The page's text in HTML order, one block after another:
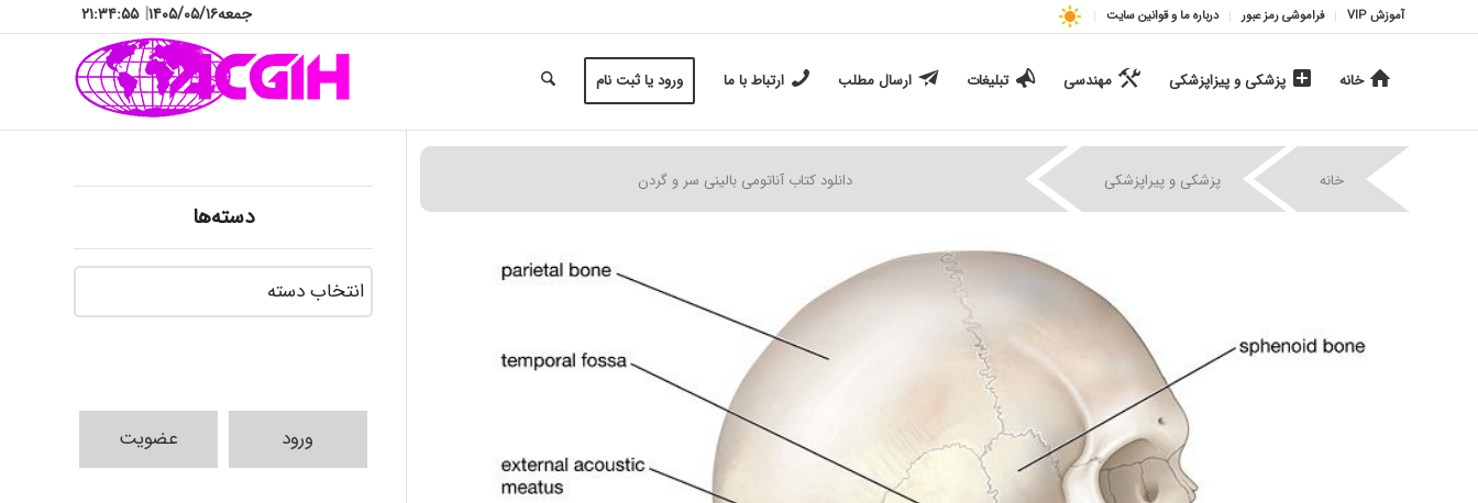
آموزش VIP فراموشی رمز عبور درباره ما و قوانین سایت جمعه۱۴۰۵/۰۵/۱۶| ۲۱:۳۴:۵۶
خانه پزشکی و پیزاپزشکی مهندسی تبلیغات ارسال مطلب ارتباط با ما ورود یا ثبت نام
خانه پزشکی و پیراپزشکی | دانلود کتاب آناتومی بالینی سر و گردن
دسته‌ها
دسته‌ها
ورود عضویت